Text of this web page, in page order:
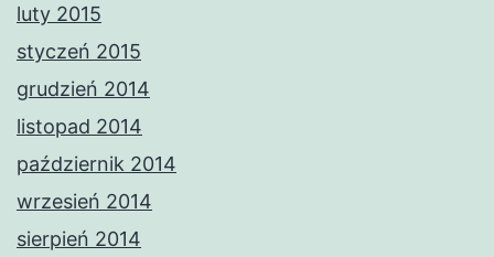
luty 2015
styczeń 2015
grudzień 2014
listopad 2014
październik 2014
wrzesień 2014
sierpień 2014